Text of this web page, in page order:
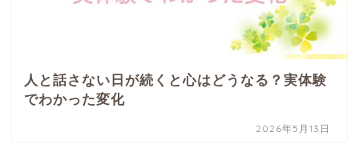
人と話さない日が続くと心はどうなる？実体験
でわかった変化
2026年5月13日